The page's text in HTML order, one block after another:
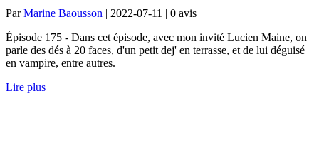
ParMarine Baousson | 2022-07-11 | 0 avis
Épisode 175 - Dans cet épisode, avec mon invité Lucien Maine, on
parle des dés à 20 faces, d'un petit dej' en terrasse, et de lui déguisé
en vampire, entre autres.
Lire plus